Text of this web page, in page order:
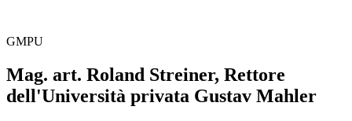
GMPU
Mag. art. Roland Streiner, Rettore
dell'Università privata Gustav Mahler